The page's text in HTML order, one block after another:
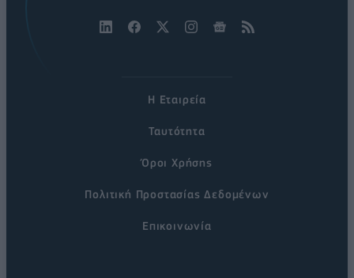
Η Εταιρεία
Ταυτότητα
Όροι Χρήσης
Πολιτική Προστασίας Δεδομένων
Επικοινωνία